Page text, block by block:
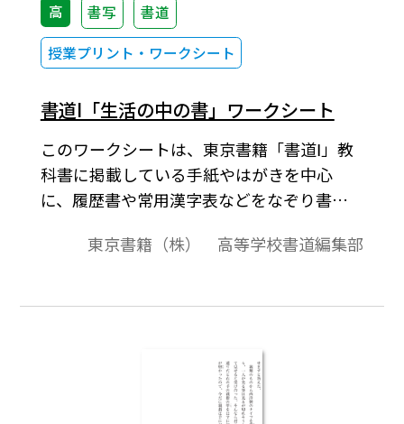
高 書写
書道
授業プリント・ワークシート
書道I「生活の中の書」ワークシート
このワークシートは、東京書籍「書道Ⅰ」教
科書に掲載している手紙やはがきを中心
に、履歴書や常用漢字表などをなぞり書き
ます。コピーして、鉛筆やペンでなぞってご
東京書籍（株） 高等学校書道編集部